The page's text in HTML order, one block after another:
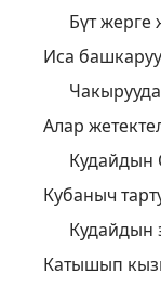
Бүт жерге
Иса
Алар
Кудайдын
Кубаныч
Кудайдын
Катышып